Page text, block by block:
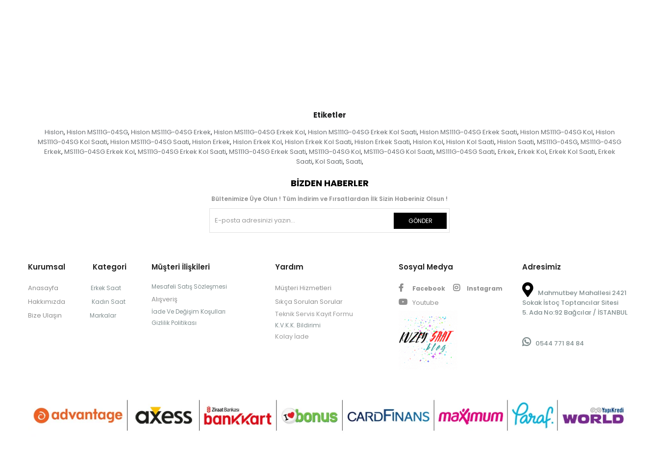
Etiketler
Hislon, Hislon MS111G-04SG, Hislon MS111G-04SG Erkek, Hislon MS111G-04SG Erkek Kol, Hislon MS111G-04SG Erkek Kol Saati, Hislon MS111G-04SG Erkek Saati, Hislon MS111G-04SG Kol, Hislon
MS111G-04SG Kol Saati, Hislon MS111G-04SG Saati, Hislon Erkek, Hislon Erkek Kol, Hislon Erkek Kol Saati, Hislon Erkek Saati, Hislon Kol, Hislon Kol Saati, Hislon Saati, MS111G-04SG, MS111G-04SG
Erkek, MS111G-04SG Erkek Kol, MS111G-04SG Erkek Kol Saati, MS111G-04SG Erkek Saati, MS111G-04SG Kol, MS111G-04SG Kol Saati, MS111G-04SG Saati, Erkek, Erkek Kol, Erkek Kol Saati, Erkek
Saati, Kol Saati, Saati,
BIZDEN HABERLER
Bültenimize Üye Olun ! Tüm İndirim ve Fırsatlardan İlk Sizin Haberiniz Olsun !
GÖNDER
Kurumsal Kategori
Anasayfa Erkek Saat
Hakkımızda Kadın Saat
Bize Ulaşın Markalar
Müşteri İlişkileri
Mesafeli Satış Sözleşmesi
Alışveriş
İade Ve Değişim Koşulları
Gizlilik Politikası
Yardım
Müşteri Hizmetleri
Sıkça Sorulan Sorular
Teknik Servis Kayıt Formu
K.V.K.K. Bildirimi
Kolay İade
Sosyal Medya
Facebook Instagram
Youtube
Adresimiz
Mahmutbey Mahallesi 2421
Sokak İstoç Toptancılar Sitesi
5. Ada No:92 Bağcılar / İSTANBUL
0544 771 84 84